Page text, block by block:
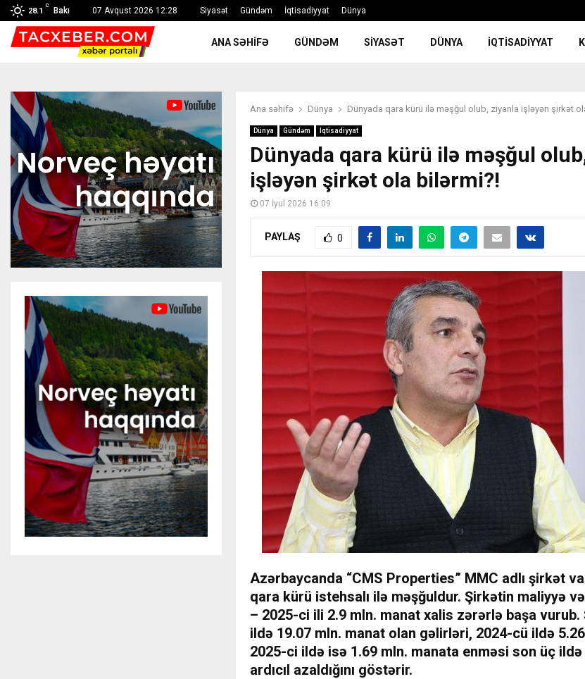
28.1
C
Bakı 07 Avqust 2026 12:28 Siyasət Gündəm İqtisadiyyat Dünya
ANA SƏHIFƏ GÜNDƏM SIYASƏT DÜNYA İQTISADIYYAT
Ana səhifə Dünya Dünyada qara kürü ilə məşğul olub, ziyanla işləyən şirkət
Dünya Gündəm İqtisadiyyat
Dünyada qara kürü ilə məşğul
işləyən şirkət ola bilərmi?!
07 İyul 2026 16:09
PAYLAŞ 0
Azərbaycanda “CMS Properties” MMC adlı şirkət
qara kürü istehsalı ilə məşğuldur. Şirkətin maliyyə
– 2025-ci ili 2.9 mln. manat xalis zərərlə başa
ildə 19.07 mln. manat olan gəlirləri, 2024-cü ildə
2025-ci ildə isə 1.69 mln. manata enməsi son üç
ardıcıl azaldığını göstərir.